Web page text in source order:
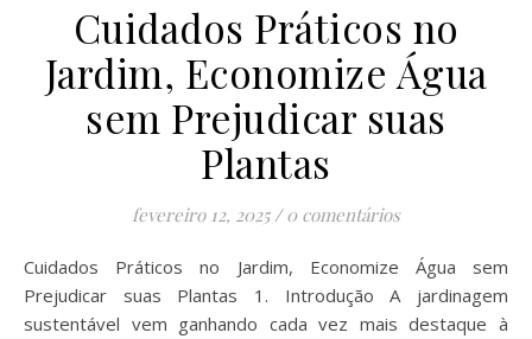
Cuidados Práticos no
Jardim, Economize Água
sem Prejudicar suas
Plantas
fevereiro 12, 2025 / 0 comentários
Cuidados Práticos no Jardim, Economize Água sem
Prejudicar suas Plantas 1. Introdução A jardinagem
sustentável vem ganhando cada vez mais destaque à